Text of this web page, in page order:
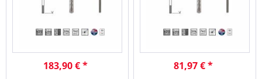
183,90 € * 81,97 € *